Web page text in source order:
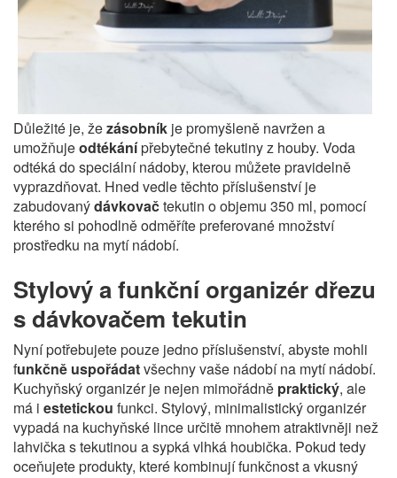
Důležité je, žezásobník je promyšleně navržen a
umožňujeodtékánípřebytečné tekutiny z houby. Voda
odtéká do speciální nádoby, kterou můžete pravidelně
vyprazdňovat. Hned vedle těchto příslušenství je
zabudovanýdávkovačtekutin o objemu 350 ml, pomocí
kterého si pohodlně odměříte preferované množství
prostředku na mytí nádobí.
Stylový a funkční organizér dřezu
s dávkovačem tekutin
Nyní potřebujete pouze jedno příslušenství, abyste mohli
funkčně uspořádatvšechny vaše nádobí na mytí nádobí.
Kuchyňský organizér je nejen mimořádně praktický, ale
má i estetickou funkci. Stylový, minimalistický organizér
vypadá na kuchyňské lince určitě mnohem atraktivněji než
lahvička s tekutinou a sypká vlhká houbička. Pokud tedy
oceňujete produkty, které kombinují funkčnost a vkusný